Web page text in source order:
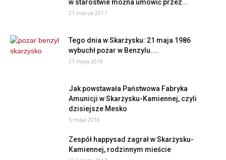
w starostwie można umówić przez...
21 marca 2017
Tego dnia w Skarżysku: 21 maja 1986
wybuchł pożar w Benzylu....
21 maja 2019
Jak powstawała Państwowa Fabryka
Amunicji w Skarżysku-Kamiennej, czyli
dzisiejsze Mesko
5 maja 2018
Zespół happysad zagrał w Skarżysku-
Kamiennej, rodzinnym mieście